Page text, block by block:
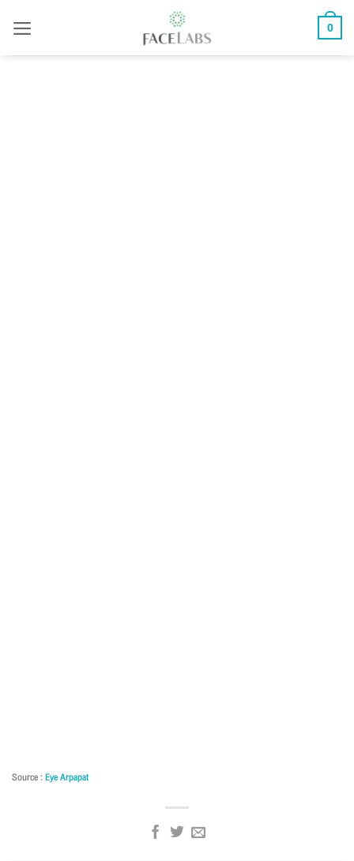
0
Source :Eye Arpapat